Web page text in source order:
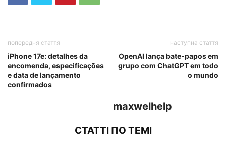
попередня стаття
iPhone 17e: detalhes da
encomenda, especificações
e data de lançamento
confirmados
наступна стаття
OpenAI lança bate-papos em
grupo com ChatGPT em todo
o mundo
maxwelhelp
СТАТТІ ПО ТЕМІ